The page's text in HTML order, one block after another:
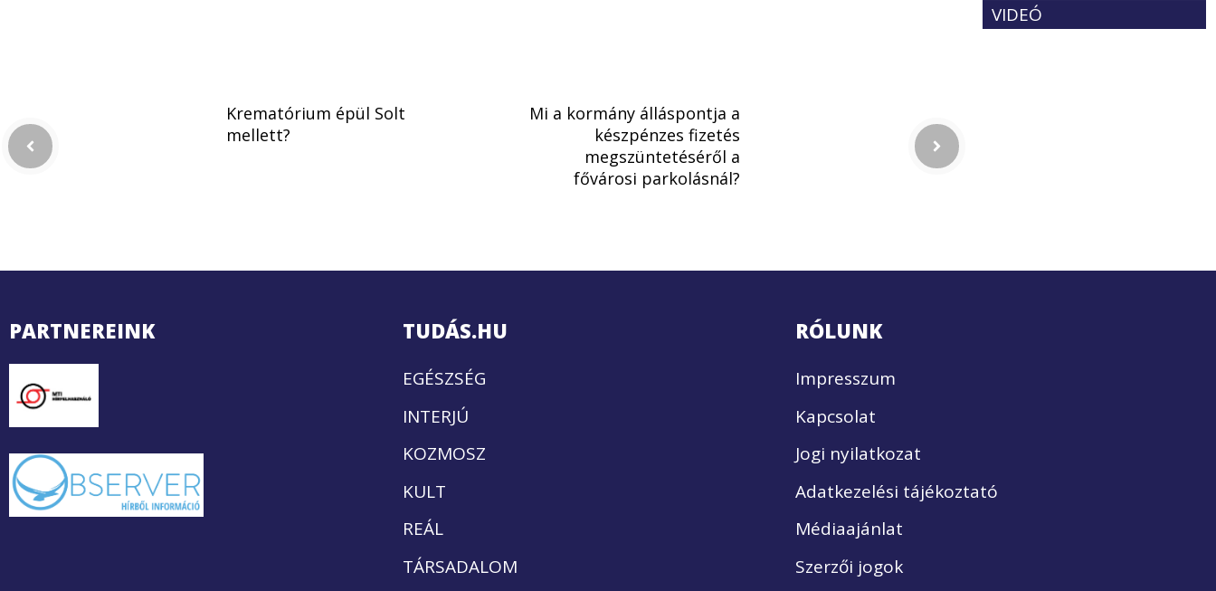
VIDEÓ
Krematórium épül Solt
mellett?
Mi a kormány álláspontja a
készpénzes fizetés
megszüntetéséről a
fővárosi parkolásnál?
PARTNEREINK TUDÁS.HU
EGÉSZSÉG
INTERJÚ
KOZMOSZ
KULT
REÁL
TÁRSADALOM
RÓLUNK
Impresszum
Kapcsolat
Jogi nyilatkozat
Adatkezelési tájékoztató
Médiaajánlat
Szerzői jogok